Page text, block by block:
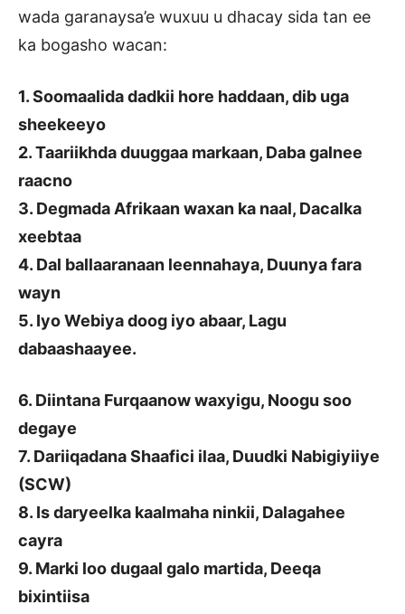
wada garanaysa’e wuxuu u dhacay sida tan ee
ka bogasho wacan:
1. Soomaalida dadkii hore haddaan, dib uga
sheekeeyo
2. Taariikhda duuggaa markaan, Daba galnee
raacno
3. Degmada Afrikaan waxan ka naal, Dacalka
xeebtaa
4. Dal ballaaranaan leennahaya, Duunya fara
wayn
5. Iyo Webiya doog iyo abaar, Lagu
dabaashaayee.
6. Diintana Furqaanow waxyigu, Noogu soo
degaye
7. Dariiqadana Shaafici ilaa, Duudki Nabigiyiiye
(SCW)
8. Is daryeelka kaalmaha ninkii, Dalagahee
cayra
9. Marki loo dugaal galo martida, Deeqa
bixintiisa